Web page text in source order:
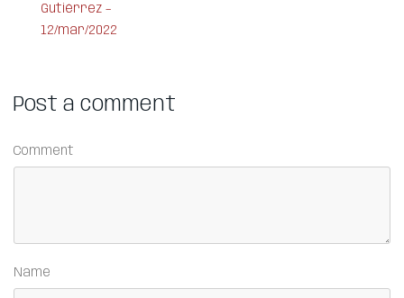
Gutiérrez –
12/mar/2022
Post a comment
Comment
Name